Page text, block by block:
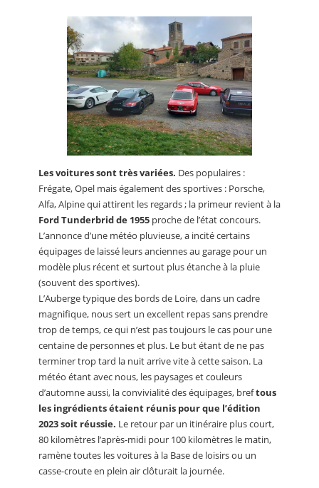
Les voitures sont très variées. Des populaires :
Frégate, Opel mais également des sportives : Porsche,
Alfa, Alpine qui attirent les regards ; la primeur revient à la
Ford Tunderbrid de 1955 proche de l’état concours.
L’annonce d’une météo pluvieuse, a incité certains
équipages de laissé leurs anciennes au garage pour un
modèle plus récent et surtout plus étanche à la pluie
(souvent des sportives).
L’Auberge typique des bords de Loire, dans un cadre
magnifique, nous sert un excellent repas sans prendre
trop de temps, ce qui n’est pas toujours le cas pour une
centaine de personnes et plus. Le but étant de ne pas
terminer trop tard la nuit arrive vite à cette saison. La
météo étant avec nous, les paysages et couleurs
d’automne aussi, la convivialité des équipages, breftous
les ingrédients étaient réunis pour que l’édition
2023 soit réussie. Le retour par un itinéraire plus court,
80 kilomètres l’après-midi pour 100 kilomètres le matin,
ramène toutes les voitures à la Base de loisirs ou un
casse-croute en plein air clôturait la journée.